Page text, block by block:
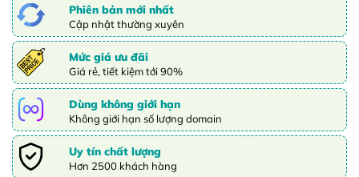
Phiên bản mới nhất
Cập nhật thường xuyên
Mức giá ưu đãi
Giá rẻ, tiết kiệm tới 90%
Dùng không giới hạn
Không giới hạn số lượng domain
Uy tín chất lượng
Hơn 2500 khách hàng